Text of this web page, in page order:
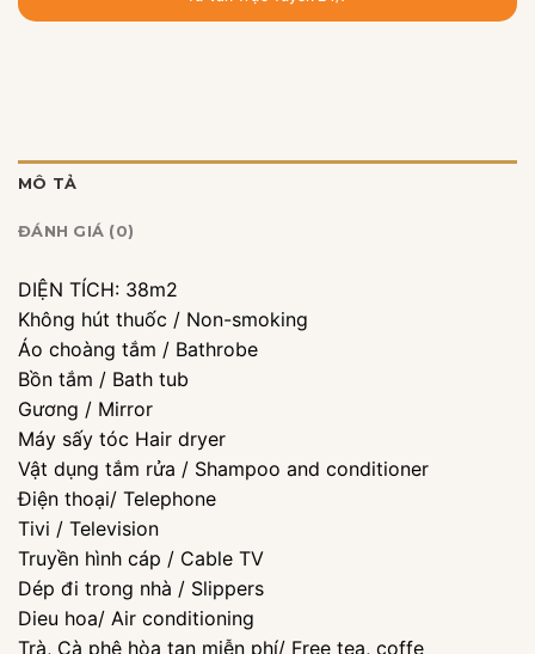
MÔ TẢ
ĐÁNH GIÁ (0)
DIỆN TÍCH: 38m2
Không hút thuốc / Non-smoking
Áo choàng tắm / Bathrobe
Bồn tắm / Bath tub
Gương / Mirror
Máy sấy tóc Hair dryer
Vật dụng tắm rửa / Shampoo and conditioner
Điện thoại/ Telephone
Tivi / Television
Truyền hình cáp / Cable TV
Dép đi trong nhà / Slippers
Dieu hoa/ Air conditioning
Trà, Cà phê hòa tan miễn phí/ Free tea, coffe